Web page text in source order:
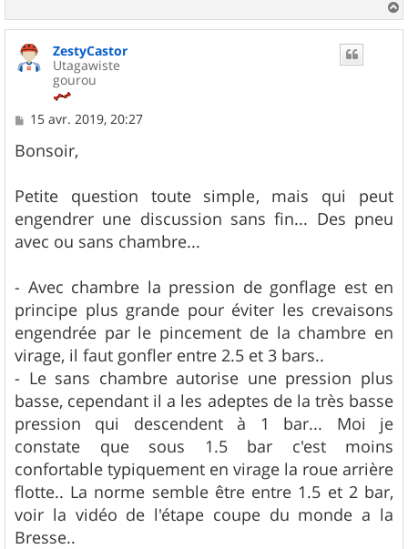
a
ZestyCastor
Utagawiste
gourou
M
s
s
g
e
15 avr. 2019, 20:27
Bonsoir,
Petite question toute simple, mais qui peut
engendrer une discussion sans fin... Des pneu
avec ou sans chambre...
- Avec chambre la pression de gonflage est en
principe plus grande pour éviter les crevaisons
engendrée par le pincement de la chambre en
virage, il faut gonfler entre 2.5 et 3 bars..
- Le sans chambre autorise une pression plus
basse, cependant il a les adeptes de la très basse
pression qui descendent à 1 bar... Moi je
constate que sous 1.5 bar c'est moins
confortable typiquement en virage la roue arrière
flotte.. La norme semble être entre 1.5 et 2 bar,
voir la vidéo de l'étape coupe du monde a la
Bresse..